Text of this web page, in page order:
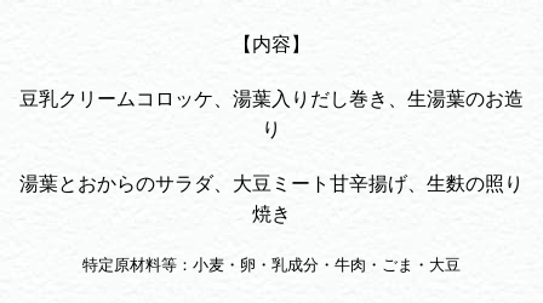
【内容】
豆乳クリームコロッケ、湯葉入りだし巻き、生湯葉のお造
り
湯葉とおからのサラダ、大豆ミート甘辛揚げ、生麩の照り
焼き
特定原材料等：小麦・卵・乳成分・牛肉・ごま・大豆